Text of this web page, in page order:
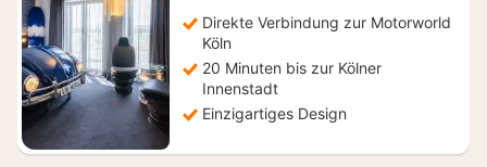
93,45
Direkte Verbindung zur Motorworld
Köln
20 Minuten bis zur Kölner
Innenstadt
Einzigartiges Design